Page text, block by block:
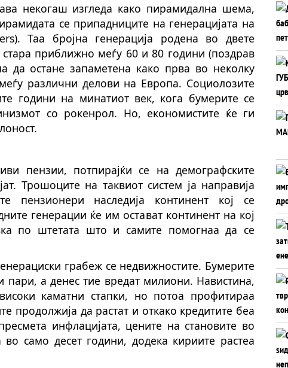
некогаш изгледа како пирамидална шема,
се припадниците на генерацијата на
Таа бројна генерација родена во двете
приближно меѓу 60 и 80 години (поздрав
да остане запаметена како прва во неколку
различни делови на Европа. Социолозите
години на минатиот век, кога бумерите се
со рокенрол. Но, економистите ќе ги
пензии, потпирајќи се на демографските
Трошоците на таквиот систем ја направија
пензионери наследија континент кој се
генерации ќе им остават континент на кој
по штетата што и самите помогнаа да се
грабеж се недвижностите. Бумерите
пари, а денес тие вредат милиони. Навистина,
каматни стапки, но потоа профитираа
продолжија да растат и откако кредитите беа
инфлацијата, цените на становите во
само десет години, додека кириите растеа